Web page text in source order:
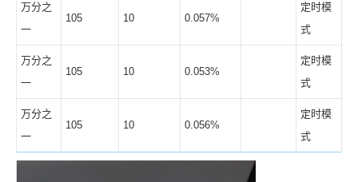
万分之
一
105 10 0.057%
定时模
式
万分之
一
105 10 0.053%
定时模
式
万分之
一
105 10 0.056%
定时模
式